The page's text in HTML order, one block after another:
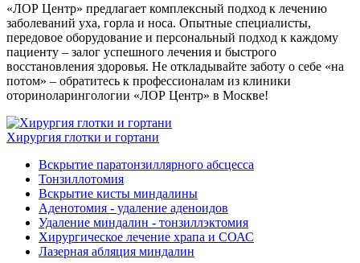
«ЛОР Центр» предлагает комплексный подход к лечению
заболеваний уха, горла и носа. Опытные специалисты,
передовое оборудование и персональный подход к каждому
пациенту – залог успешного лечения и быстрого
восстановления здоровья. Не откладывайте заботу о себе «на
потом» – обратитесь к профессионалам из клиники
оториноларингологии «ЛОР Центр» в Москве!
Хирургия глотки и гортани
Вскрытие паратонзиллярного абсцесса
Тонзиллотомия
Вскрытие кисты миндалины
Аденотомия - удаление аденоидов
Удаление миндалин - тонзиллэктомия
Хирургическое лечение храпа и СОАС
Лазерная абляция миндалин